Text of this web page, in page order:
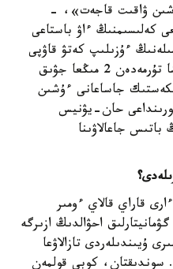
ۋاقىت قاجەت»، -
كەلىسىمنىڭ ءاۋ باستاعى
ءۇزىلىپ كەتۋ قاۋپى
بار. ال يزرايل ۋاعدالاستىق بويىنشا تۇرمەدەن 2 مىڭعا جۋىق
جاساعانى ءۇشىن
حان-يۋنيس
باتىس جاعالاۋىنا
قاراي قالاي ءومىر
احۋالدىڭ ازىرگە
ۇيىندىلەردى تازالاۋعا
سوندىقتان، كوبى قولمەن